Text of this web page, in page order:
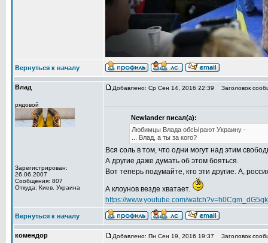
Вернуться к началу
Влад
рядовой
Зарегистрирован:
26.06.2007
Сообщения: 807
Откуда: Киев. Украина
Добавлено: Ср Сен 14, 2016 22:39 Заголовок
Newlander писал(а):
Любимцы Влада обсЫрают Украину -
... Влад, а ты за кого?
Вся соль в том, что одни могут над этим
А другие даже думать об этом бояться.
Вот теперь подумайте, кто эти другие. А,
А клоунов везде хватает.
https://www.youtube.com/watch?v=h0Cgm_dG5qk
Вернуться к началу
комендор Добавлено: Пн Сен 19, 2016 19:37 Заголовок